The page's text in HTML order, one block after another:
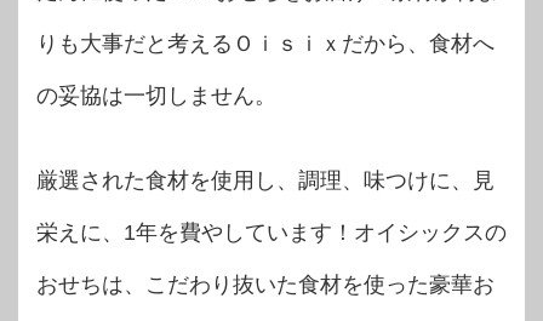
りも大事だと考えるＯｉｓｉｘだから、食材へ
の妥協は一切しません。
厳選された食材を使用し、調理、味つけに、見
栄えに、1年を費やしています！オイシックスの
おせちは、こだわり抜いた食材を使った豪華お